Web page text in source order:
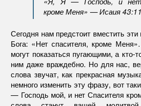
кроме Меня» — Исаия 43:11
Сегодня нам предстоит вместить эти
Бога: «Нет спасителя, кроме
могут показаться пугающими, а кто-
ним даже враждебно. Но для нас,
слова звучат, как прекрасная
немного изменить эту фразу, вот
— Господь мой, и нет Спасителя